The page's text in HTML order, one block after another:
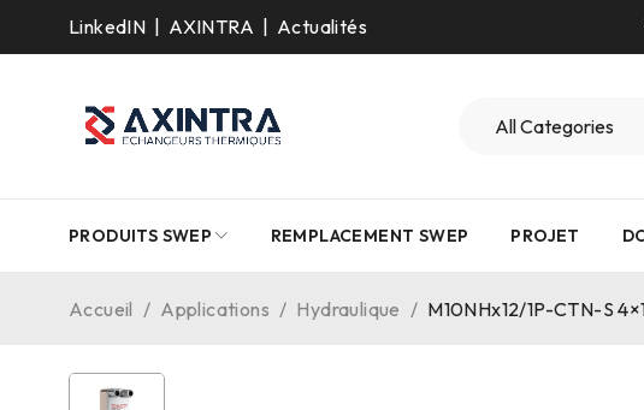
LinkedIN AXINTRA Actualités
PRODUITS SWEP REMPLACEMENT SWEP PROJET
Accueil / Applications / Hydraulique / M10NHx12/1P-CTN-S